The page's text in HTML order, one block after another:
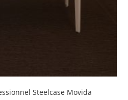
Steelcase Movida